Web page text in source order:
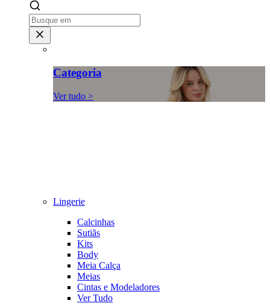
Categoria
Ver tudo >
Lingerie
Calcinhas
Sutiãs
Kits
Body
Meia Calça
Meias
Cintas e Modeladores
Ver Tudo